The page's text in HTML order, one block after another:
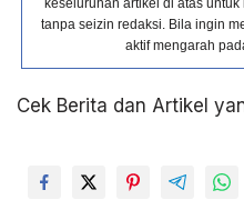
keseluruhan artikel di atas
tanpa seizin redaksi. Bila ingin
aktif mengarah
Cek Berita dan Artikel